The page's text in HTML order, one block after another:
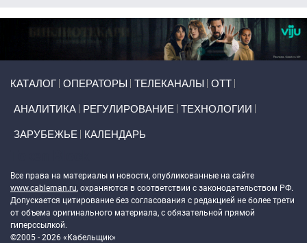
КАТАЛОГ ОПЕРАТОРЫ ТЕЛЕКАНАЛЫ ОТТ
АНАЛИТИКА РЕГУЛИРОВАНИЕ ТЕХНОЛОГИИ
ЗАРУБЕЖЬЕ КАЛЕНДАРЬ
Все права на материалы и новости, опубликованные на сайте
www.cableman.ru, охраняются в соответствии с законодательством РФ.
Допускается цитирование без согласования с редакцией не более трети
от объема оригинального материала, с обязательной прямой
гиперссылкой.
©2005 - 2026 «Кабельщик»